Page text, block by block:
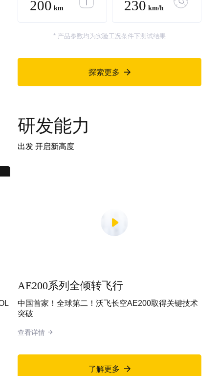
200 km 230 km/h
* 产品参数均为实验工况条件下测试结果
探索更多 
研发能力
出发 开启新高度
AE200系列全倾转飞行
中国首家！全球第二！沃飞长空AE200取得关键技术
突破
查看详情 
了解更多 